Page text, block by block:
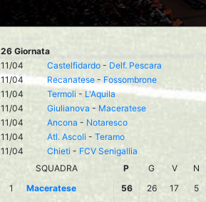
26 Giornata
11/04
Castelfidardo - Delf. Pescara
11/04
Recanatese - Fossombrone
11/04
Termoli - L'Aquila
11/04
Giulianova - Maceratese
11/04
Ancona - Notaresco
11/04
Atl. Ascoli - Teramo
11/04
Chieti - FCV Senigallia
SQUADRA
P G V N
1
Maceratese 56 26 17 5